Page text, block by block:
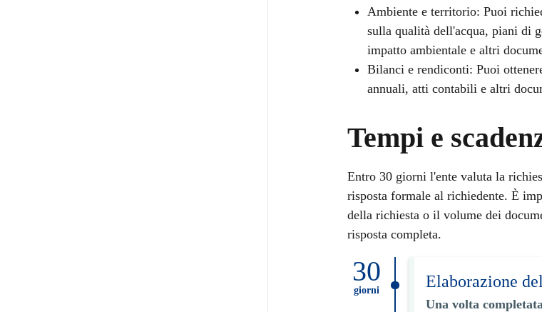
Ambiente e territorio: Puoi
sulla qualità dell'acqua, piani di
impatto ambientale e altri
Bilanci e rendiconti: Puoi
annuali, atti contabili e altri
Tempi e
Entro 30 giorni l'ente valuta la
risposta formale al richiedente. È
della richiesta o il volume dei
risposta completa.
30
giorni Elaborazione
Una volta